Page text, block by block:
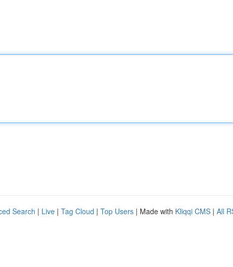
Search | Live | Tag Cloud | Top Users | Made with Kliqqi CMS | All